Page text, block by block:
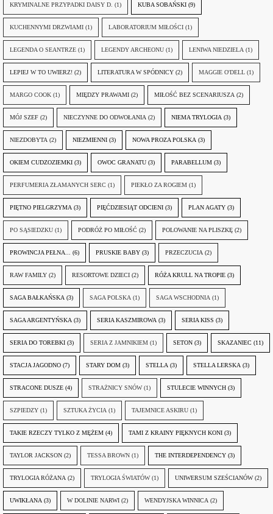
KRYMINALNE PRZYPADKI DAISY D. (1) KUBA SOBAŃSKI (9)
KUCHENNYMI DRZWIAMI (1) LABORATORIUM MIŁOŚCI (1)
LEGENDA O SEANTRZE (1) LEGENDY ARCHEONU (1) LENIWA NIEDZIELA (1)
LEPIEJ W TO UWIERZ! (2) LITERATURA W SPÓDNICY (2) MAGGIE O'DELL (1)
MARGO COOK (1) MIĘDZY PRAWAMI (2) MIŁOŚĆ BEZ SCENARIUSZA (2)
MÓJ SZEF (2) NIECZYNNE DO ODWOŁANIA (2) NIEMA TRYLOGIA (3)
NIEZDOBYTA (2) NIEZMIENNI (3) NOWA PROZA POLSKA (3)
OKIEM CUDZOZIEMKI (3) OWOC GRANATU (3) PARABELLUM (3)
PERFUMERIA ZŁAMANYCH SERC (1) PIEKŁO ZA ROGIEM (1)
PIĘTNO PIELGRZYMA (3) PIĘĆDZIESIĄT ODCIENI (3) PLAN AGATY (3)
PO SĄSIEDZKU (1) PODRÓŻ PO MIŁOŚĆ (2) POLOWANIE NA PLISZKĘ (2)
PROWINCJA PEŁNA... (6) PRUSKIE BABY (3) PRZECZUCIA (2)
RAW FAMILY (2) RESORTOWE DZIECI (2) RÓŻA KRULL NA TROPIE (3)
SAGA BAŁKAŃSKA (3) SAGA POLSKA (1) SAGA WSCHODNIA (1)
SAGA ARGENTYŃSKA (3) SERIA KASZMIROWA (3) SERIA KISS (3)
SERIA DO TOREBKI (3) SERIA Z JAMNIKIEM (1) SETON (3) SKAZANIEC (11)
STACJA JAGODNO (7) STARY DOM (3) STELLA (3) STELLA LERSKA (3)
STRACONE DUSZE (4) STRAŻNICY SNÓW (1) STULECIE WINNYCH (3)
SZPIEDZY (1) SZTUKA ŻYCIA (1) TAJEMNICE ASKIRU (1)
TAKIE RZECZY TYLKO Z MĘŻEM (4) TAMI Z KRAINY PIĘKNYCH KONI (3)
TAYLOR JACKSON (2) TESSA BROWN (1) THE INTERDEPENDENCY (3)
TRYLOGIA RÓŻANA (2) TRYLOGIA ŚWIATÓW (1) UNIWERSUM SZEŚCIANÓW (2)
UWIKŁANA (3) W DOLINIE NARWI (2) WENDYJSKA WINNICA (2)